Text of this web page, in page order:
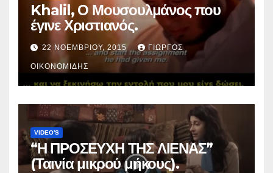
Khalil, Ο Μουσουλμάνος που
έγινε Χριστιανός.
22 ΝΟΕΜΒΡΊΟΥ, 2015 ΓΙΏΡΓΟΣ
ΟΙΚΟΝΟΜΊΔΗΣ
VIDEO'S
“Η ΠΡΟΣΕΥΧΗ ΤΗΣ ΛΙΕΝΑΣ”
(Ταινία μικρού μήκους).